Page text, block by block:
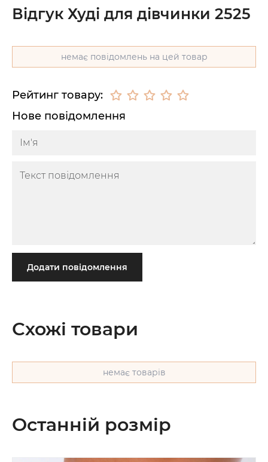
Відгук Худі для дівчинки 2525
немає повідомлень на цей товар
Рейтинг товару:
Нове повідомлення
Додати повідомлення
Схожі товари
немає товарів
Останній розмір